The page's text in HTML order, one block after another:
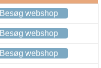
Besøg webshop
Besøg webshop
Besøg webshop